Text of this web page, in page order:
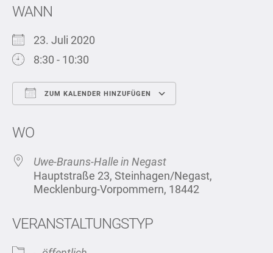
WANN
23. Juli 2020
8:30 - 10:30
ZUM KALENDER HINZUFÜGEN
WO
Uwe-Brauns-Halle in Negast
Hauptstraße 23, Steinhagen/Negast,
Mecklenburg-Vorpommern, 18442
VERANSTALTUNGSTYP